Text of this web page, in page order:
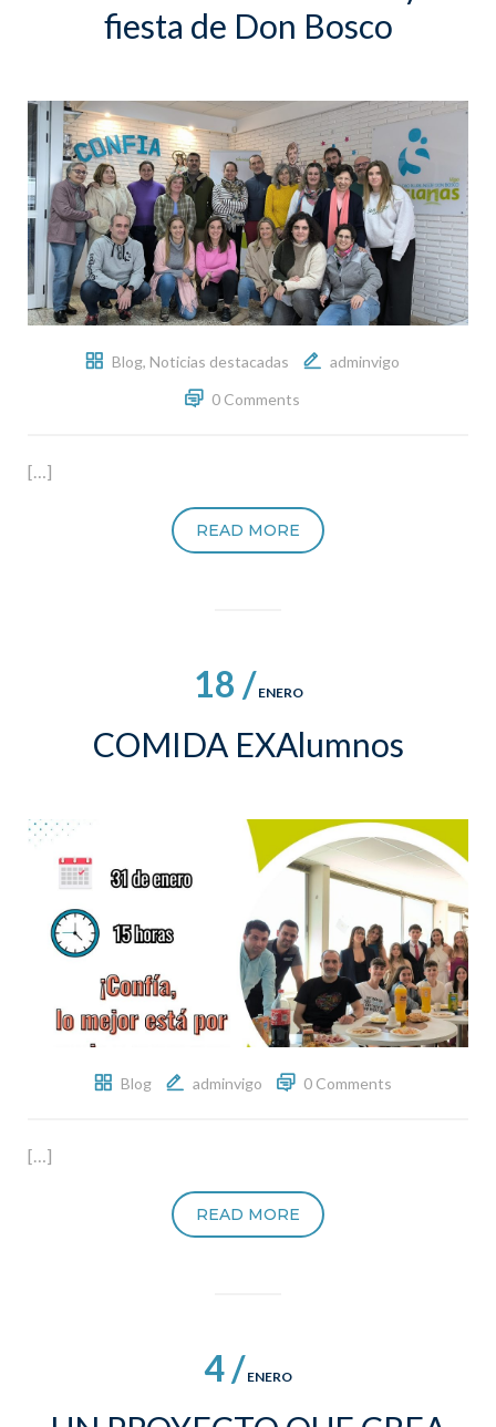
fiesta de Don Bosco
Blog, Noticias destacadas
adminvigo
0 Comments
[…]
READ MORE
18 / ENERO
COMIDA EXAlumnos
Blog adminvigo 0 Comments
[…]
READ MORE
4 / ENERO